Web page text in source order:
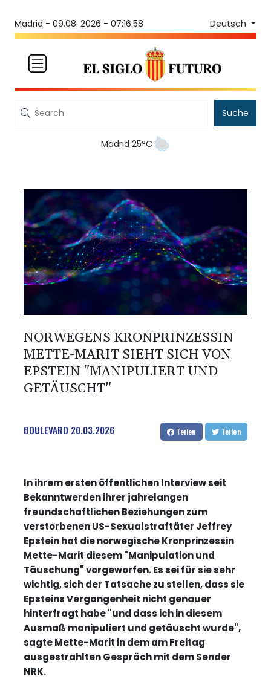
Madrid - 09.08. 2026 - 07:16:58 Deutsch
Suche
Madrid 25°C
NORWEGENS KRONPRINZESSIN
METTE-MARIT SIEHT SICH VON
EPSTEIN "MANIPULIERT UND
GETÄUSCHT"
BOULEVARD 20.03.2026 Teilen Teilen
In ihrem ersten öffentlichen Interview seit
Bekanntwerden ihrer jahrelangen
freundschaftlichen Beziehungen zum
verstorbenen US-Sexualstraftäter Jeffrey
Epstein hat die norwegische Kronprinzessin
Mette-Marit diesem "Manipulation und
Täuschung" vorgeworfen. Es sei für sie sehr
wichtig, sich der Tatsache zu stellen, dass sie
Epsteins Vergangenheit nicht genauer
hinterfragt habe "und dass ich in diesem
Ausmaß manipuliert und getäuscht wurde",
sagte Mette-Marit in dem am Freitag
ausgestrahlten Gespräch mit dem Sender
NRK.